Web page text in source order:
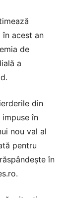
acest an
de
a
din
în
nou val al
pentru
în